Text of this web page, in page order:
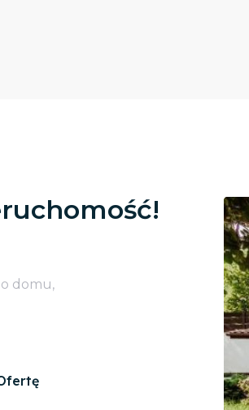
domu,